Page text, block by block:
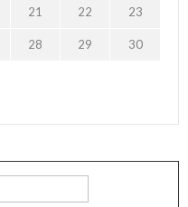
21 22 23
28 29 30